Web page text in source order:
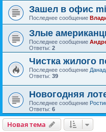
Зашел в офис
Последнее сообщение
Злые
Последнее сообщение
Ответы: 2
Чистка жилого
Последнее сообщение
Ответы: 39
Новогодняя
Последнее сообщение
Ответы: 6
Новая тема